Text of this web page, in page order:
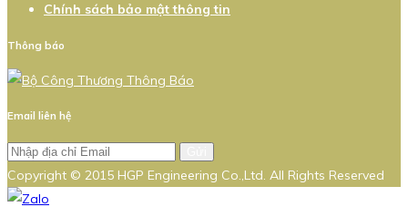
Chính sách bảo mật thông tin
Thông báo
Email liên hệ
Copyright © 2015 HGP Engineering Co.,Ltd. All Rights Reserved